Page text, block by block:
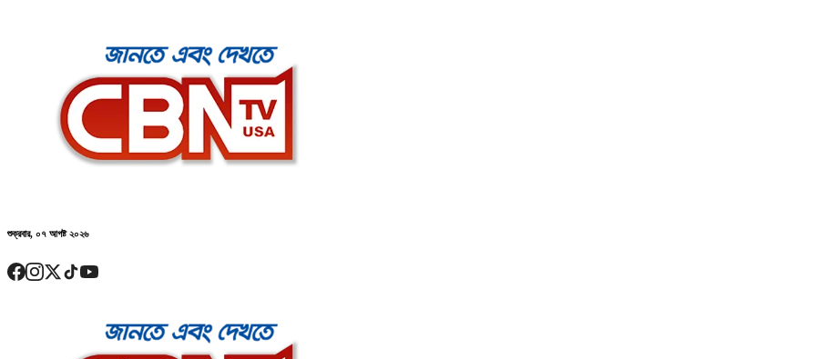
শুক্রবার, ০৭ আগষ্ট ২০২৬